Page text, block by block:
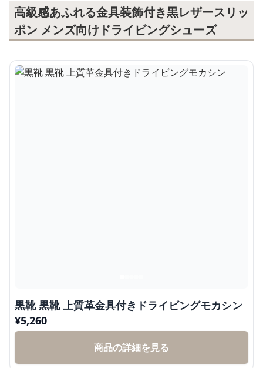
高級感あふれる金具装飾付き黒レザースリッ
ポン メンズ向けドライビングシューズ
黒靴 黒靴 上質革金具付きドライビングモカシン
¥5,260
商品の詳細を見る